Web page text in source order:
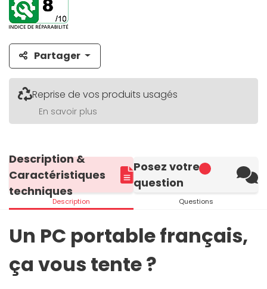
Partager
Reprise de vos produits usagés
En savoir plus
Description &
Caractéristiques
techniques
Description
Posez votre
question
Questions
Un PC portable français,
ça vous tente ?